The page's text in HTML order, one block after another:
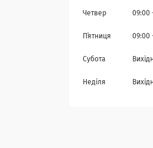
Четвер 09:00
Пʼятниця 09:00
Субота
Неділя